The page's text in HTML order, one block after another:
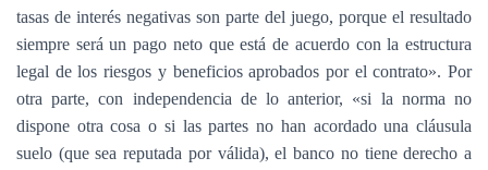
tasas de interés negativas son parte del juego, porque el resultado
siempre será un pago neto que está de acuerdo con la estructura
legal de los riesgos y beneficios aprobados por el contrato». Por
otra parte, con independencia de lo anterior, «si la norma no
dispone otra cosa o si las partes no han acordado una cláusula
suelo (que sea reputada por válida), el banco no tiene derecho a